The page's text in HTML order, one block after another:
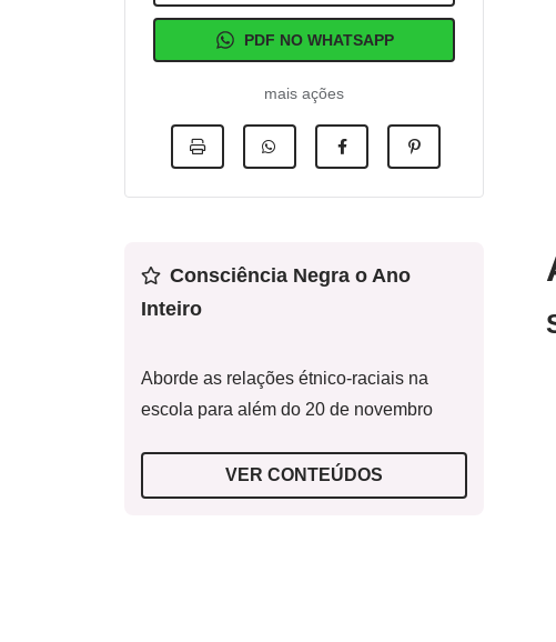
PDF NO WHATSAPP
mais ações
Consciência Negra o Ano
Inteiro
Aborde as relações étnico-raciais na
escola para além do 20 de novembro
VER CONTEÚDOS